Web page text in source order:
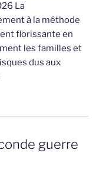
La
à la méthode
florissante en
les familles et
dus aux
guerre